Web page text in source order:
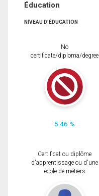
Éducation
NIVEAU D'ÉDUCATION
No
certificate/diploma/degree
5.46 %
Certificat ou diplôme
d'apprentissage ou d'une
école de métiers